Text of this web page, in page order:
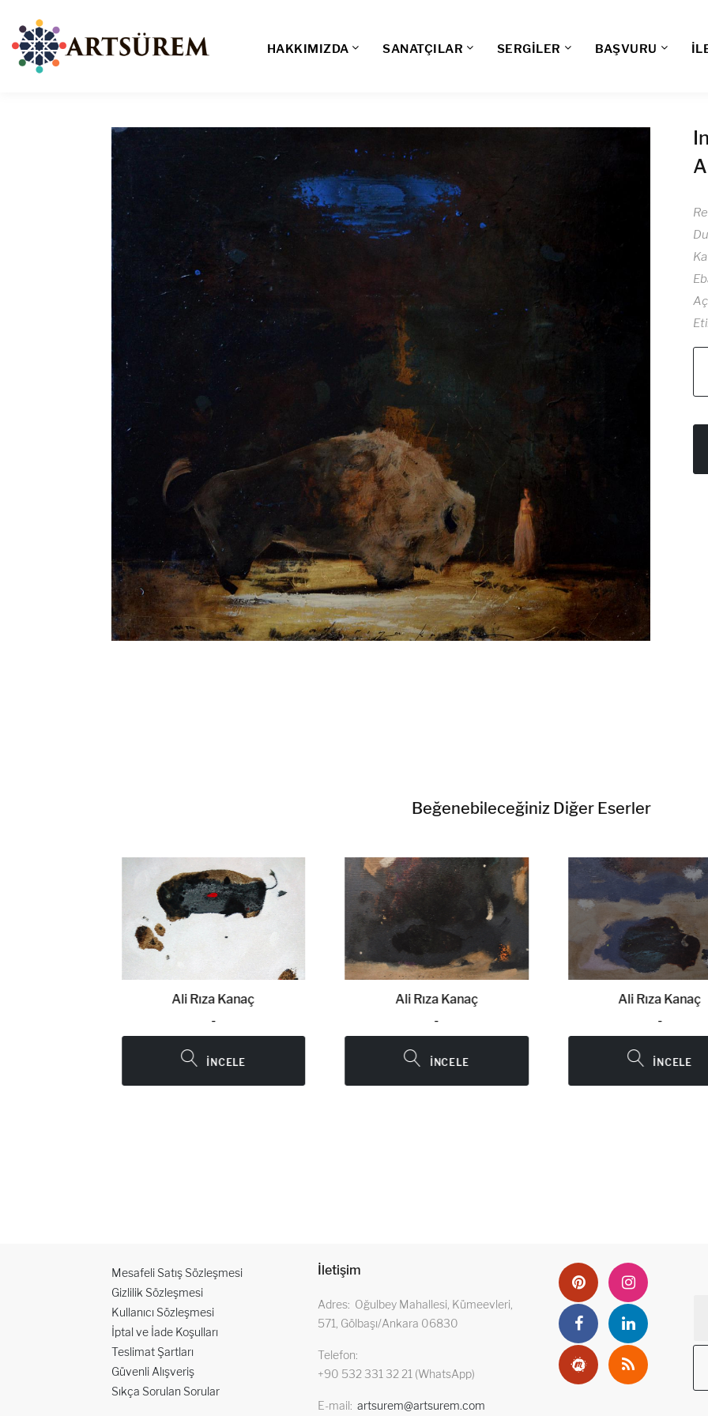
HAKKIMIZDA SANATÇILAR SERGİLER BAŞVURU
Beğenebileceğiniz Diğer Eserler
Ali Rıza Kanaç
İNCELE
Ali Rıza Kanaç
İNCELE
Ali Rıza Kanaç
İNCELE
Mesafeli Satış Sözleşmesi
Gizlilik Sözleşmesi
Kullanıcı Sözleşmesi
İptal ve İade Koşulları
Teslimat Şartları
Güvenli Alışveriş
Sıkça Sorulan Sorular
İletişim
Adres Oğulbey Mahallesi, Kümeevleri,
571, Gölbaşı/Ankara 06830
Telefon
+90 532 331 32 21 (WhatsApp)
E-mail artsurem@artsurem.com